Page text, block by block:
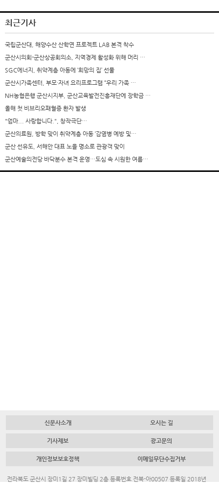
최근기사
국립군산대, 해양수산 산학연 프로젝트 LAB 본격 착수
군산시의회-군산상공회의소, 지역경제 활성화 위해 머리 …
SGC에너지, 취약계층 아동에 ‘희망의 집’ 선물
군산시가족센터, 부모·자녀 요리프로그램 “우리 가족 …
NH농협은행 군산시지부, 군산교육발전진흥재단에 장학금 …
올해 첫 비브리오패혈증 환자 발생
"엄마... 사랑합니다.", 창작극단…
군산의료원, 방학 맞이 취약계층 아동 ‘감염병 예방 및…
군산 선유도, 서해안 대표 노을 명소로 관광객 맞이
군산예술의전당 바닥분수 본격 운영…도심 속 시원한 여름…
신문사소개 오시는 길
기사제보 광고문의
개인정보보호정책 이메일무단수집거부
전라북도 군산시 장미1길 27 장미빌딩 2층 등록번호 전북-아00507 등록일 2018년